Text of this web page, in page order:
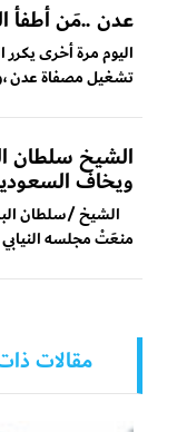
عدن ..مَن أطفأ
اليوم مرة أخرى يكرر
تشغيل مصفاة عدن
الشيخ سلطان
ويخاف
الشيخ /سلطان
منعَتْ مجلسه
مقالات